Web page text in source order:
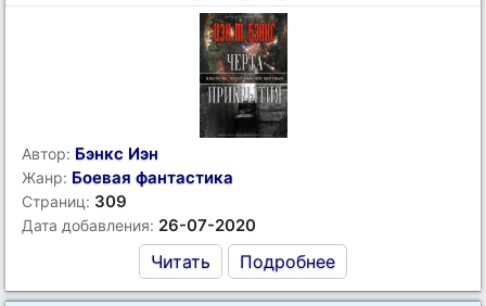
Автор: Бэнкс Иэн
Жанр: Боевая фантастика
Страниц: 309
Дата добавления: 26-07-2020
Читать Подробнее